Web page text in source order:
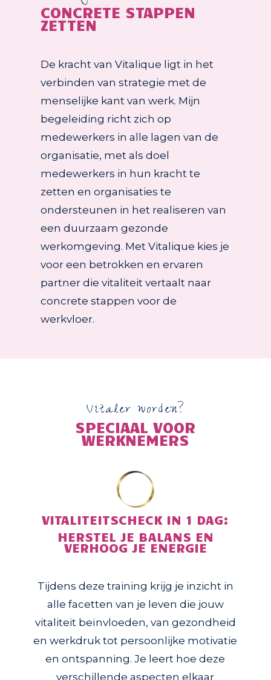
CONCRETE STAPPEN
ZETTEN
De kracht van Vitalique ligt in het
verbinden van strategie met de
menselijke kant van werk. Mijn
begeleiding richt zich op
medewerkers in alle lagen van de
organisatie, met als doel
medewerkers in hun kracht te
zetten en organisaties te
ondersteunen in het realiseren van
een duurzaam gezonde
werkomgeving. Met Vitalique kies je
voor een betrokken en ervaren
partner die vitaliteit vertaalt naar
concrete stappen voor de
werkvloer.
Vitaler worden?
SPECIAAL VOOR
WERKNEMERS
VITALITEITSCHECK IN 1 DAG:
HERSTEL JE BALANS EN
VERHOOG JE ENERGIE
Tijdens deze training krijg je inzicht in
alle facetten van je leven die jouw
vitaliteit beïnvloeden, van gezondheid
en werkdruk tot persoonlijke motivatie
en ontspanning. Je leert hoe deze
verschillende aspecten elkaar